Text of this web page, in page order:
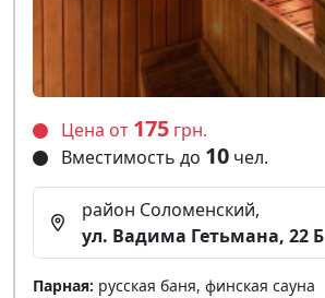
Цена от 175 грн.
Вместимость до 10 чел.
район Соломенский,
ул. Вадима Гетьмана, 22 Б
Парная: русская баня, финская сауна